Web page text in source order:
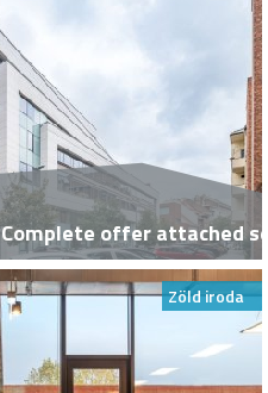
Complete offer attached
Zöld iroda